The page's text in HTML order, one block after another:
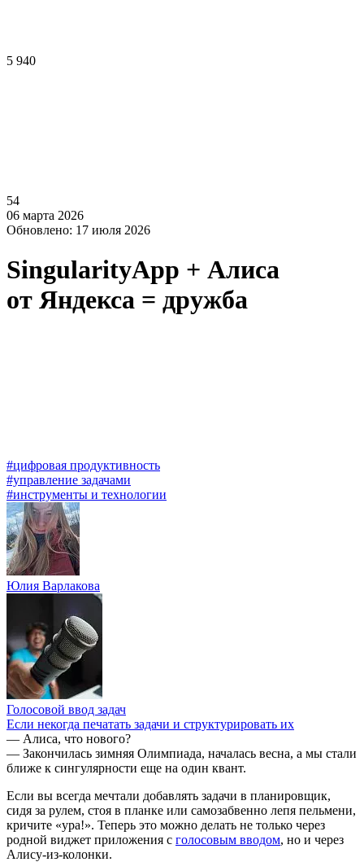
5 940
54
06 марта 2026
Обновлено: 17 июля 2026
SingularityApp + Алиса
от Яндекса = дружба
#цифровая продуктивность
#управление задачами
#инструменты и технологии
Юлия Варлакова
Голосовой ввод задач
Если некогда печатать задачи и структурировать их
— Алиса, что нового?
— Закончилась зимняя Олимпиада, началась весна, а мы стали
ближе к сингулярности еще на один квант.
Если вы всегда мечтали добавлять задачи в планировщик,
сидя за рулем, стоя в планке или самозабвенно лепя пельмени,
кричите «ура!». Теперь это можно делать не только через
родной виджет приложения с голосовым вводом, но и через
Алису-из-колонки.